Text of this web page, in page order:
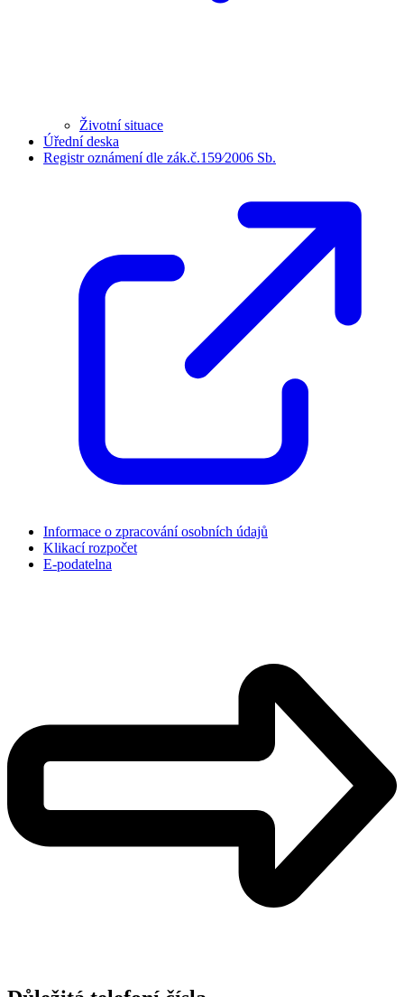
Životní situace
Úřední deska
Registr oznámení dle zák.č.159⁄2006 Sb.
Informace o zpracování osobních údajů
Klikací rozpočet
E-podatelna